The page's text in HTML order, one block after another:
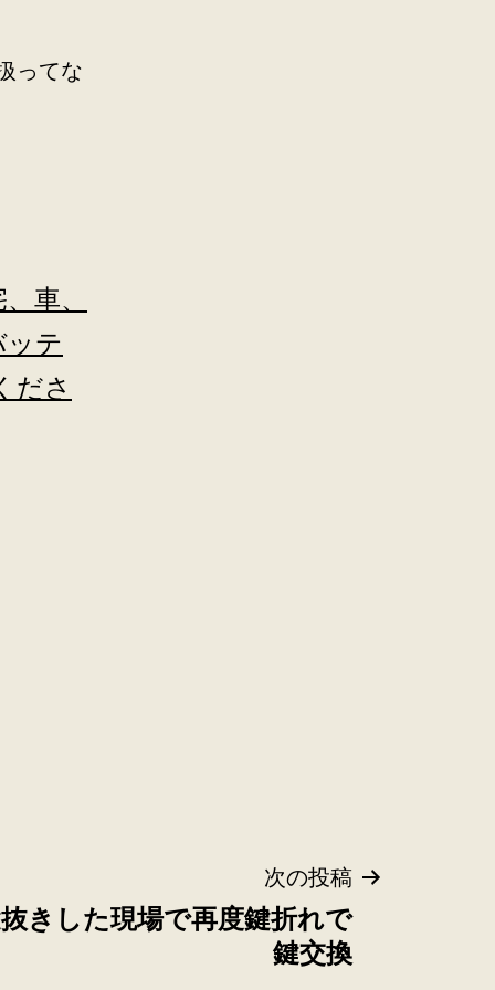
ってな
車、
ッテ
ださ
次の投稿
きした現場で再度鍵折れで
鍵交換